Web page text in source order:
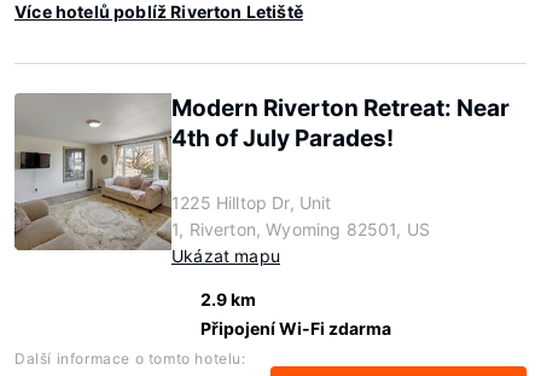
Více hotelů poblíž Riverton Letiště
Modern Riverton Retreat: Near
4th of July Parades!
1225 Hilltop Dr, Unit
1, Riverton, Wyoming 82501, US
Ukázat mapu
2.9 km
Připojení Wi-Fi zdarma
Další informace o tomto hotelu: